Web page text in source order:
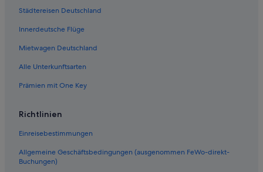
Städtereisen Deutschland
Innerdeutsche Flüge
Mietwagen Deutschland
Alle Unterkunftsarten
Prämien mit One Key
Richtlinien
Einreisebestimmungen
Allgemeine Geschäftsbedingungen (ausgenommen FeWo-direkt-
Buchungen)